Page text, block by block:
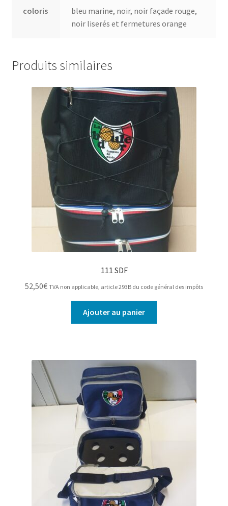
coloris
bleu marine, noir, noir façade rouge,
noir liserés et fermetures orange
Produits similaires
111 SDF
52,50€ TVA non applicable, article 293B du code général des impôts
Ajouter au panier